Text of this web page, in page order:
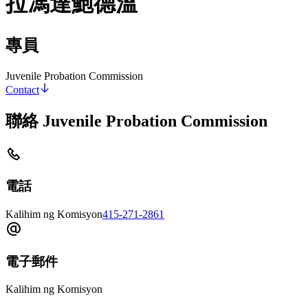
專員
Juvenile Probation Commission
Contact
聯絡 Juvenile Probation Commission
電話
Kalihim ng Komisyon415-271-2861
電子郵件
Kalihim ng Komisyon